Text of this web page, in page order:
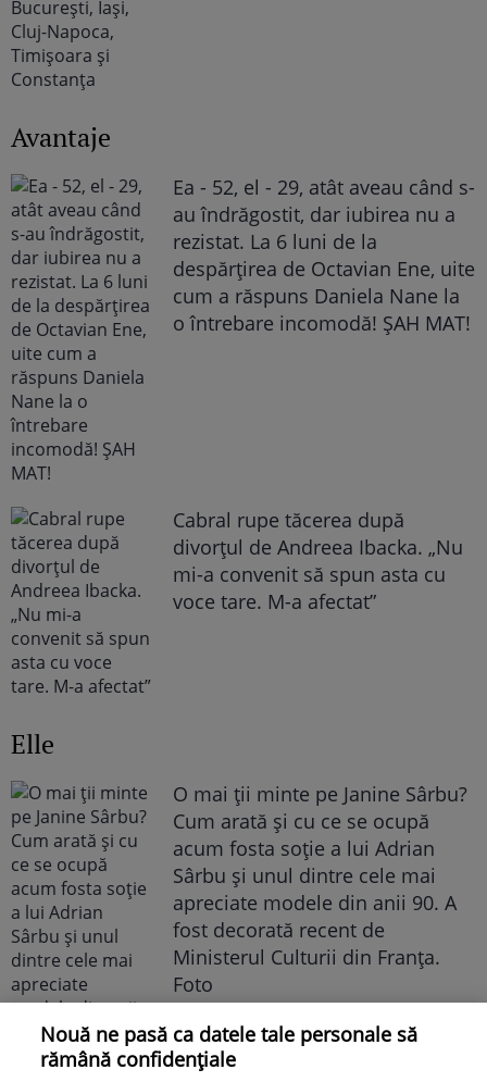
Avantaje
Ea - 52, el - 29, atât aveau când s-
au îndrăgostit, dar iubirea nu a
rezistat. La 6 luni de la
despărțirea de Octavian Ene, uite
cum a răspuns Daniela Nane la
o întrebare incomodă! ȘAH MAT!
Cabral rupe tăcerea după
divorțul de Andreea Ibacka. „Nu
mi-a convenit să spun asta cu
voce tare. M-a afectat”
Elle
O mai ții minte pe Janine Sârbu?
Cum arată și cu ce se ocupă
acum fosta soție a lui Adrian
Sârbu și unul dintre cele mai
apreciate modele din anii 90. A
fost decorată recent de
Ministerul Culturii din Franța.
Foto
Nouă ne pasă ca datele tale personale să
rămână confidențiale